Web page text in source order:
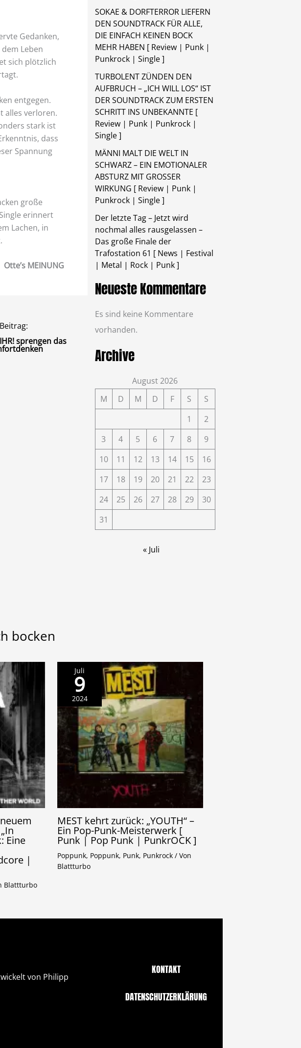
Gedanken,
Leben
sich plötzlich
entgegen.
alles verloren.
stark ist
dass
Spannung
große
erinnert
Lachen, in
Otte’s MEINUNG
sprengen das
SOKAE & DORFTERROR LIEFERN
DEN SOUNDTRACK FÜR ALLE,
DIE EINFACH KEINEN BOCK
MEHR HABEN [ Review | Punk |
Punkrock | Single ]
TURBOLENT ZÜNDEN DEN
AUFBRUCH – „ICH WILL LOS“ IST
DER SOUNDTRACK ZUM ERSTEN
SCHRITT INS UNBEKANNTE [
Review | Punk | Punkrock |
Single ]
MÄNNI MALT DIE WELT IN
SCHWARZ – EIN EMOTIONALER
ABSTURZ MIT GROSSER
WIRKUNG [ Review | Punk |
Punkrock | Single ]
Der letzte Tag – Jetzt wird
nochmal alles rausgelassen –
Das große Finale der
Trafostation 61 [ News | Festival
| Metal | Rock | Punk ]
Neueste Kommentare
Es sind keine Kommentare
vorhanden.
Archive
August 2026
M
D M D F S
S
1
2
3
4 5 6 7 8
9
10
11 12 13 14 15
16
17
18 19 20 21 22
23
24
25 26 27 28 29
30
31
« Juli
bocken
Eine
|
Blattturbo
Juli
9
2024
MEST kehrt zurück: „YOUTH“ –
Ein Pop-Punk-Meisterwerk [
Punk | Pop Punk | PunkrOCK ]
Poppunk, Poppunk, Punk, Punkrock / Von
Blattturbo
von Philipp
KONTAKT
DATENSCHUTZERKLÄRUNG